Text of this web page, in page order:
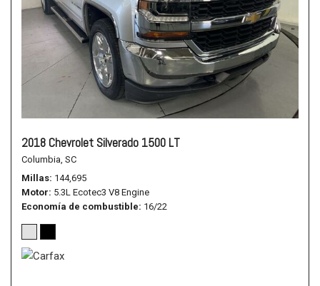
2018 Chevrolet Silverado 1500 LT
Columbia, SC
Millas 144,695
Motor 5.3L Ecotec3 V8 Engine
Economía de combustible 16/22